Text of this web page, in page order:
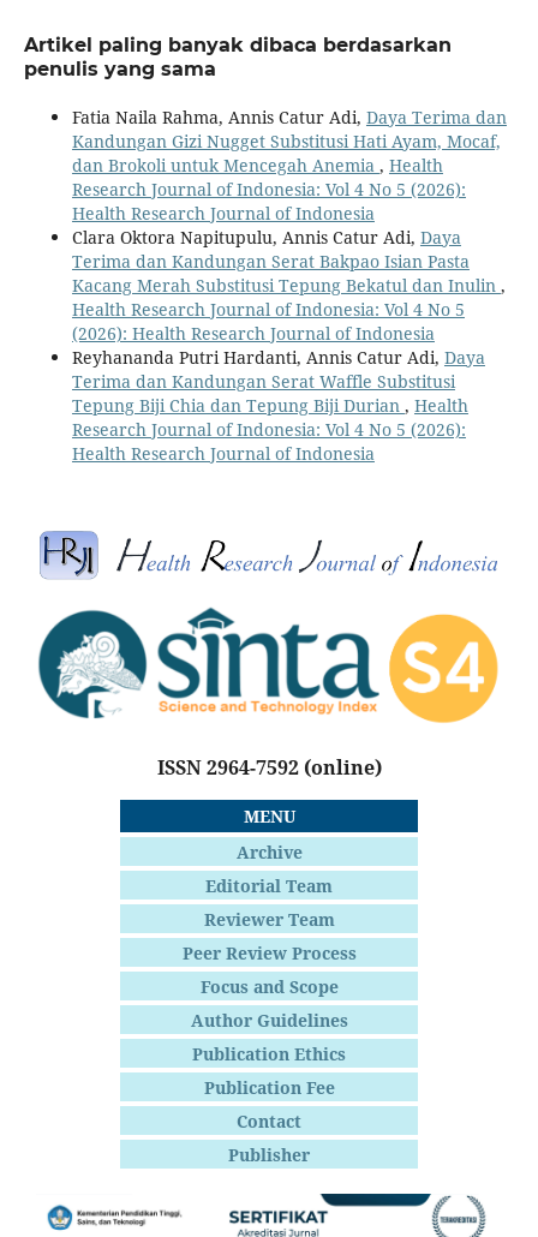
Artikel paling banyak dibaca berdasarkan
penulis yang sama
Fatia Naila Rahma, Annis Catur Adi, Daya Terima dan
Kandungan Gizi Nugget Substitusi Hati Ayam, Mocaf,
dan Brokoli untuk Mencegah Anemia , Health
Research Journal of Indonesia: Vol 4 No 5 (2026):
Health Research Journal of Indonesia
Clara Oktora Napitupulu, Annis Catur Adi, Daya
Terima dan Kandungan Serat Bakpao Isian Pasta
Kacang Merah Substitusi Tepung Bekatul dan Inulin ,
Health Research Journal of Indonesia: Vol 4 No 5
(2026): Health Research Journal of Indonesia
Reyhananda Putri Hardanti, Annis Catur Adi, Daya
Terima dan Kandungan Serat Waffle Substitusi
Tepung Biji Chia dan Tepung Biji Durian , Health
Research Journal of Indonesia: Vol 4 No 5 (2026):
Health Research Journal of Indonesia
ISSN 2964-7592(online)
MENU
Archive
Editorial Team
Reviewer Team
Peer Review Process
Focus and Scope
Author Guidelines
Publication Ethics
Publication Fee
Contact
Publisher